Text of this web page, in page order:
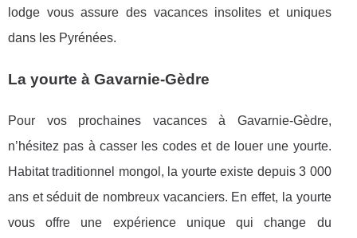
lodge vous assure des vacances insolites et uniques
dans les Pyrénées.
La yourte à Gavarnie-Gèdre
Pour vos prochaines vacances à Gavarnie-Gèdre,
n’hésitez pas à casser les codes et de louer une yourte.
Habitat traditionnel mongol, la yourte existe depuis 3 000
ans et séduit de nombreux vacanciers. En effet, la yourte
vous offre une expérience unique qui change du